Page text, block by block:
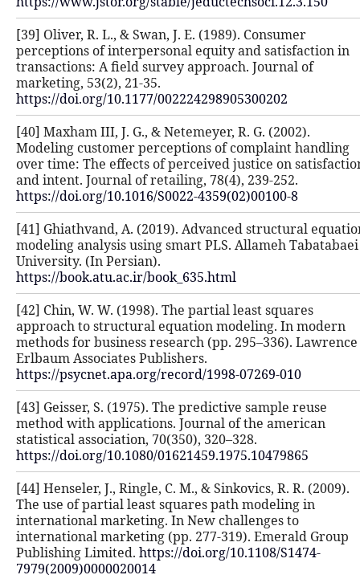
[39] Oliver, R. L., & Swan, J. E.
perceptions of interpersonal
transactions: A field survey
marketing, 53(2), 21-35.
https://doi.org/10.1177/
[40] Maxham III, J. G., & Netemeyer,
Modeling customer perceptions of
over time: The effects of perceived
and intent. Journal of retailing,
https://doi.org/10.1016/S0022-
[41] Ghiathvand, A. (2019).
modeling analysis using smart
University. (In Persian).
https://book.atu.ac.ir/book_635.html
[42] Chin, W. W. (1998). The partial
approach to structural equation
methods for business research (pp.
Erlbaum Associates Publishers.
https://psycnet.apa.org/record/
[43] Geisser, S. (1975). The
method with applications. Journal
statistical association, 70(350),
https://doi.org/10.1080/
[44] Henseler, J., Ringle, C. M., &
The use of partial least squares
international marketing. In New
international marketing (pp. 277-
Publishing Limited.https://doi.org/
7979(2009)0000020014